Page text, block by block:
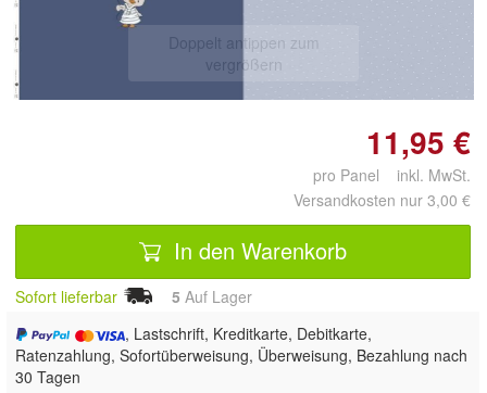
Doppelt antippen zum
vergrößern
11,95 €
pro Panel inkl. MwSt.
Versandkosten nur 3,00 €
In den Warenkorb
Sofort lieferbar 5 Auf Lager
, Lastschrift, Kreditkarte, Debitkarte,
Ratenzahlung, Sofortüberweisung, Überweisung, Bezahlung nach
30 Tagen